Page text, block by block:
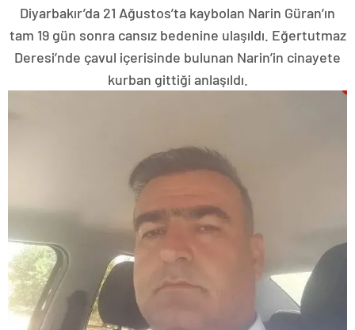
Diyarbakır’da 21 Ağustos’ta kaybolan Narin Güran’ın
tam 19 gün sonra cansız bedenine ulaşıldı. Eğertutmaz
Deresi’nde çavul içerisinde bulunan Narin’in cinayete
kurban gittiği anlaşıldı.